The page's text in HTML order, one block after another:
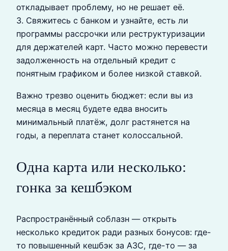
откладывает проблему, но не решает её.
3. Свяжитесь с банком и узнайте, есть ли
программы рассрочки или реструктуризации
для держателей карт. Часто можно перевести
задолженность на отдельный кредит с
понятным графиком и более низкой ставкой.
Важно трезво оценить бюджет: если вы из
месяца в месяц будете едва вносить
минимальный платёж, долг растянется на
годы, а переплата станет колоссальной.
Одна карта или несколько:
гонка за кешбэком
Распространённый соблазн — открыть
несколько кредиток ради разных бонусов: где-
то повышенный кешбэк за АЗС, где-то — за